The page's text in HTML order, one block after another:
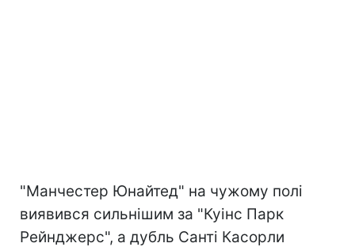
"Манчестер Юнайтед" на чужому полі
виявився сильнішим за "Куінс Парк
Рейнджерс", а дубль Санті Касорли